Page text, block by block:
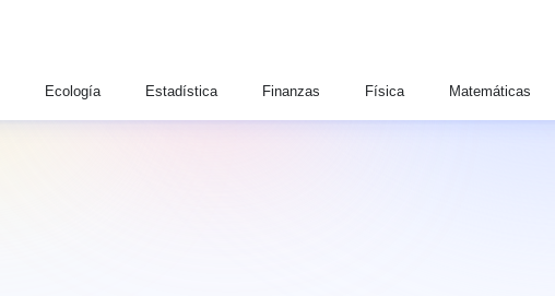
Ecología Estadística Finanzas Física Matemáticas